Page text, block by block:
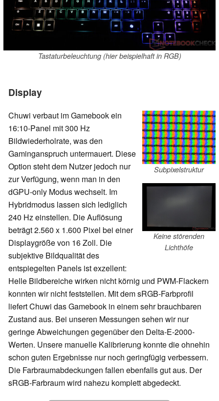
Tastaturbeleuchtung (hier beispielhaft in RGB)
Display
Subpixelstruktur
Keine störenden
Lichthöfe
Chuwi verbaut im Gamebook ein
16:10-Panel mit 300 Hz
Bildwiederholrate, was den
Gaminganspruch untermauert. Diese
Option steht dem Nutzer jedoch nur
zur Verfügung, wenn man in den
dGPU-only Modus wechselt. Im
Hybridmodus lassen sich lediglich
240 Hz einstellen. Die Auflösung
beträgt 2.560 x 1.600 Pixel bei einer
Displaygröße von 16 Zoll. Die
subjektive Bildqualität des
entspiegelten Panels ist exzellent:
Helle Bildbereiche wirken nicht körnig und PWM-Flackern
konnten wir nicht feststellen. Mit dem sRGB-Farbprofil
liefert Chuwi das Gamebook in einem sehr brauchbaren
Zustand aus. Bei unseren Messungen sehen wir nur
geringe Abweichungen gegenüber den Delta-E-2000-
Werten. Unsere manuelle Kalibrierung konnte die ohnehin
schon guten Ergebnisse nur noch geringfügig verbessern.
Die Farbraumabdeckungen fallen ebenfalls gut aus. Der
sRGB-Farbraum wird nahezu komplett abgedeckt.